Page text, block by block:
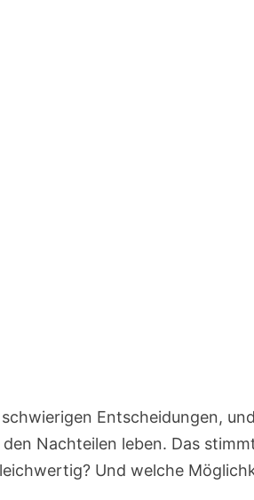
Entscheidungen,
Nachteilen leben. Das
Und welche